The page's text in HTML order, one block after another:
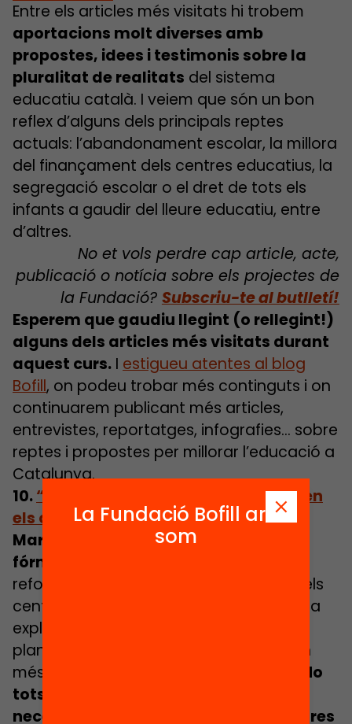
Entre els articles més visitats hi trobem
aportacions molt diverses amb
propostes, idees i testimonis sobre la
pluralitat de realitats del sistema
educatiu català. I veiem que són un bon
reflex d’alguns dels principals reptes
actuals: l’abandonament escolar, la millora
del finançament dels centres educatius, la
segregació escolar o el dret de tots els
infants a gaudir del lleure educatiu, entre
d’altres.
No et vols perdre cap article, acte,
publicació o notícia sobre els projectes de
la Fundació? Subscriu-te al butlletí!
Esperem que gaudiu llegint (o rellegint!)
alguns dels articles més visitats durant
aquest curs. I estigueu atentes al blog
Bofill, on podeu trobar més continguts i on
continuarem publicant més articles,
entrevistes, reportatges, infografies… sobre
reptes i propostes per millorar l’educació a
Catalunya.
10.“Cal adaptar els recursos que reben
els centres a les seves necessitats”
Marcel Pagès és el coautor de La
fórmula de l’equitat
reforma del sistema de finançament dels
centres educatius. En aquesta entrevista
explica que l’objectiu de la reforma que
plantegen és que les escoles que tenen
més complexitat rebin més recursos:
«No
tots els centres tenen les mateixes
necessitats, i per tant no tots els centres
La Fundació Bofill ara
som